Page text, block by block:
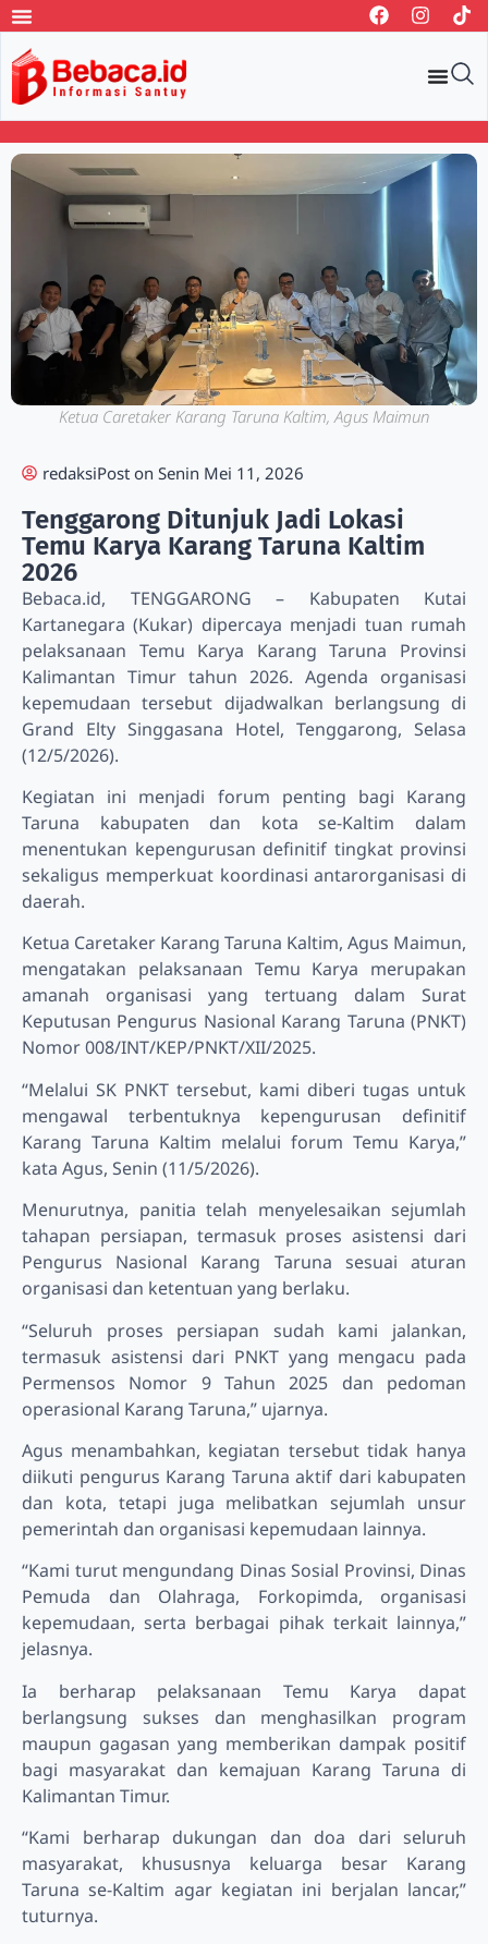
Ketua Caretaker Karang Taruna Kaltim, Agus Maimun
redaksiPost on Senin Mei 11, 2026
Tenggarong Ditunjuk Jadi Lokasi
Temu Karya Karang Taruna Kaltim
2026
Bebaca.id, TENGGARONG – Kabupaten Kutai
Kartanegara (Kukar) dipercaya menjadi tuan rumah
pelaksanaan Temu Karya Karang Taruna Provinsi
Kalimantan Timur tahun 2026. Agenda organisasi
kepemudaan tersebut dijadwalkan berlangsung di
Grand Elty Singgasana Hotel, Tenggarong, Selasa
(12/5/2026).
Kegiatan ini menjadi forum penting bagi Karang
Taruna kabupaten dan kota se-Kaltim dalam
menentukan kepengurusan definitif tingkat provinsi
sekaligus memperkuat koordinasi antarorganisasi di
daerah.
Ketua Caretaker Karang Taruna Kaltim, Agus Maimun,
mengatakan pelaksanaan Temu Karya merupakan
amanah organisasi yang tertuang dalam Surat
Keputusan Pengurus Nasional Karang Taruna (PNKT)
Nomor 008/INT/KEP/PNKT/XII/2025.
“Melalui SK PNKT tersebut, kami diberi tugas untuk
mengawal terbentuknya kepengurusan definitif
Karang Taruna Kaltim melalui forum Temu Karya,”
kata Agus, Senin (11/5/2026).
Menurutnya, panitia telah menyelesaikan sejumlah
tahapan persiapan, termasuk proses asistensi dari
Pengurus Nasional Karang Taruna sesuai aturan
organisasi dan ketentuan yang berlaku.
“Seluruh proses persiapan sudah kami jalankan,
termasuk asistensi dari PNKT yang mengacu pada
Permensos Nomor 9 Tahun 2025 dan pedoman
operasional Karang Taruna,” ujarnya.
Agus menambahkan, kegiatan tersebut tidak hanya
diikuti pengurus Karang Taruna aktif dari kabupaten
dan kota, tetapi juga melibatkan sejumlah unsur
pemerintah dan organisasi kepemudaan lainnya.
“Kami turut mengundang Dinas Sosial Provinsi, Dinas
Pemuda dan Olahraga, Forkopimda, organisasi
kepemudaan, serta berbagai pihak terkait lainnya,”
jelasnya.
Ia berharap pelaksanaan Temu Karya dapat
berlangsung sukses dan menghasilkan program
maupun gagasan yang memberikan dampak positif
bagi masyarakat dan kemajuan Karang Taruna di
Kalimantan Timur.
“Kami berharap dukungan dan doa dari seluruh
masyarakat, khususnya keluarga besar Karang
Taruna se-Kaltim agar kegiatan ini berjalan lancar,”
tuturnya.